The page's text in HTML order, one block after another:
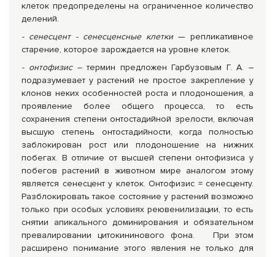
клеток предопределены на ограниченное количество
делений.
- сенесцент - сенесценсные клетки— репликативное
старение, которое зарождается на уровне клеток.
- онтофизис – термин предложен Гарбузовым Г. А. –
подразумевает у растений не простое закрепление у
клонов неких особенностей роста и плодоношения, а
проявление более общего процесса, то есть
сохранения степени онтостадийной зрелости, включая
высшую степень онтостадийности, когда полностью
заблокирован рост или плодоношение на нижних
побегах. В отличие от высшей степени онтофизиса у
побегов растений в животном мире аналогом этому
является сенесцент у клеток. Онтофизис = сенесценту.
Разблокировать такое состояние у растений возможно
только при особых условиях реювенилизации, то есть
снятии апикального доминирования и обязательном
превалировании цитокининового фона. При этом
расширено понимание этого явления не только для